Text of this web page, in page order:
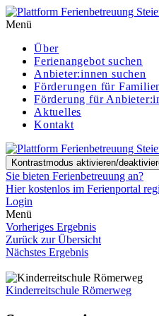
Menü
Über
Ferienangebot suchen
Anbieter:innen suchen
För­de­run­gen für
Förderung für
Aktuelles
Kontakt
Kontrastmodus aktivieren/
Sie bieten Ferienbetreuung an?
Hier kostenlos im Ferienportal
Login
Menü
Vorheriges Ergebnis
Zurück zur Übersicht
Nächstes Ergebnis
Kinderreitschule Römerweg